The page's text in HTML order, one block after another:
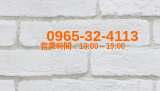
0965-32-4113
営業時間：10:00～19:00